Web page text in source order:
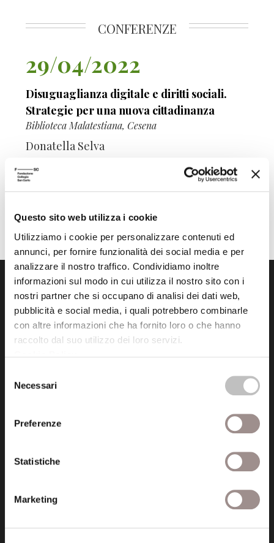
Questo sito web utilizza i cookie
Utilizziamo i cookie per personalizzare contenuti ed
annunci, per fornire funzionalità dei social media e per
analizzare il nostro traffico. Condividiamo inoltre
informazioni sul modo in cui utilizza il nostro sito con i
nostri partner che si occupano di analisi dei dati web,
pubblicità e social media, i quali potrebbero combinarle
con altre informazioni che ha fornito loro o che hanno
raccolto dal suo utilizzo dei loro servizi.
delNecessari
Preferenze
Statistiche
Marketing
CONFERENZE
29/04/2022
Disuguaglianza digitale e diritti sociali.
Strategie per una nuova cittadinanza
Biblioteca Malatestiana, Cesena
Donatella Selva
Centro Culturale
fondazionecollegiosancarlo@legalmail.it